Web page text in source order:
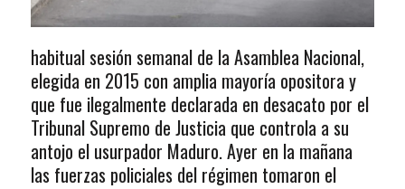
habitual sesión semanal de la Asamblea Nacional,
elegida en 2015 con amplia mayoría opositora y
que fue ilegalmente declarada en desacato por el
Tribunal Supremo de Justicia que controla a su
antojo el usurpador Maduro. Ayer en la mañana
las fuerzas policiales del régimen tomaron el